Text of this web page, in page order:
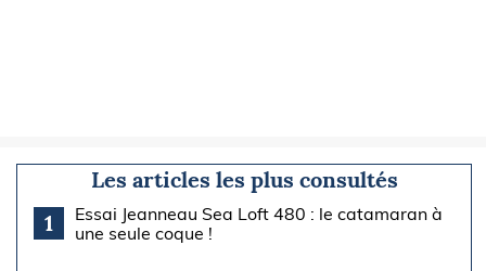
Les articles les plus consultés
1
Essai Jeanneau Sea Loft 480 : le catamaran à
une seule coque !